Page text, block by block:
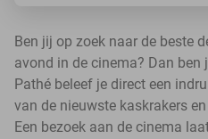
Ben jij op zoek naar de beste
avond in de cinema? Dan ben
Pathé beleef je direct een
van de nieuwste kaskrakers
Een bezoek aan de cinema